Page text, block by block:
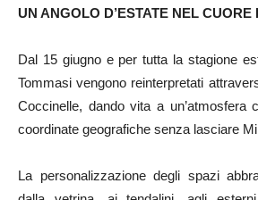
UN ANGOLO D’ESTATE NEL CUORE
Dal 15 giugno e per tutta la stagione
Tommasi vengono reinterpretati
Coccinelle, dando vita a un’atmosfera
coordinate geografiche senza lasciare
La personalizzazione degli spazi